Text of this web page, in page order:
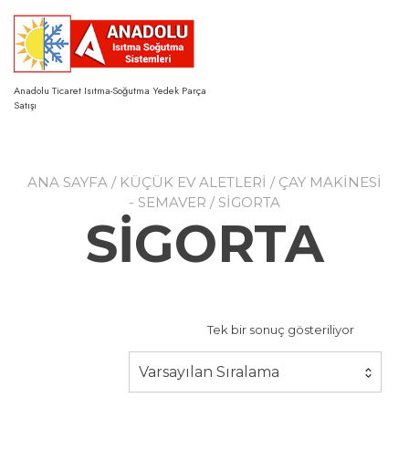
content
Anadolu Ticaret Isıtma-Soğutma Yedek Parça
Satışı
ANA SAYFA / KÜÇÜK EV ALETLERİ / ÇAY MAKİNESİ
- SEMAVER / SİGORTA
SİGORTA
Tek bir sonuç gösteriliyor
Varsayılan Sıralama